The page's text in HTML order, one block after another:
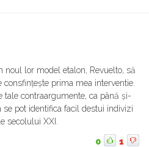
noul lor model etalon, Revuelto, să
consfințește prima mea interventie.
tale contraargumente, ca până și-
pot identifica facil destui indivizi
secolului XXI.
0 1